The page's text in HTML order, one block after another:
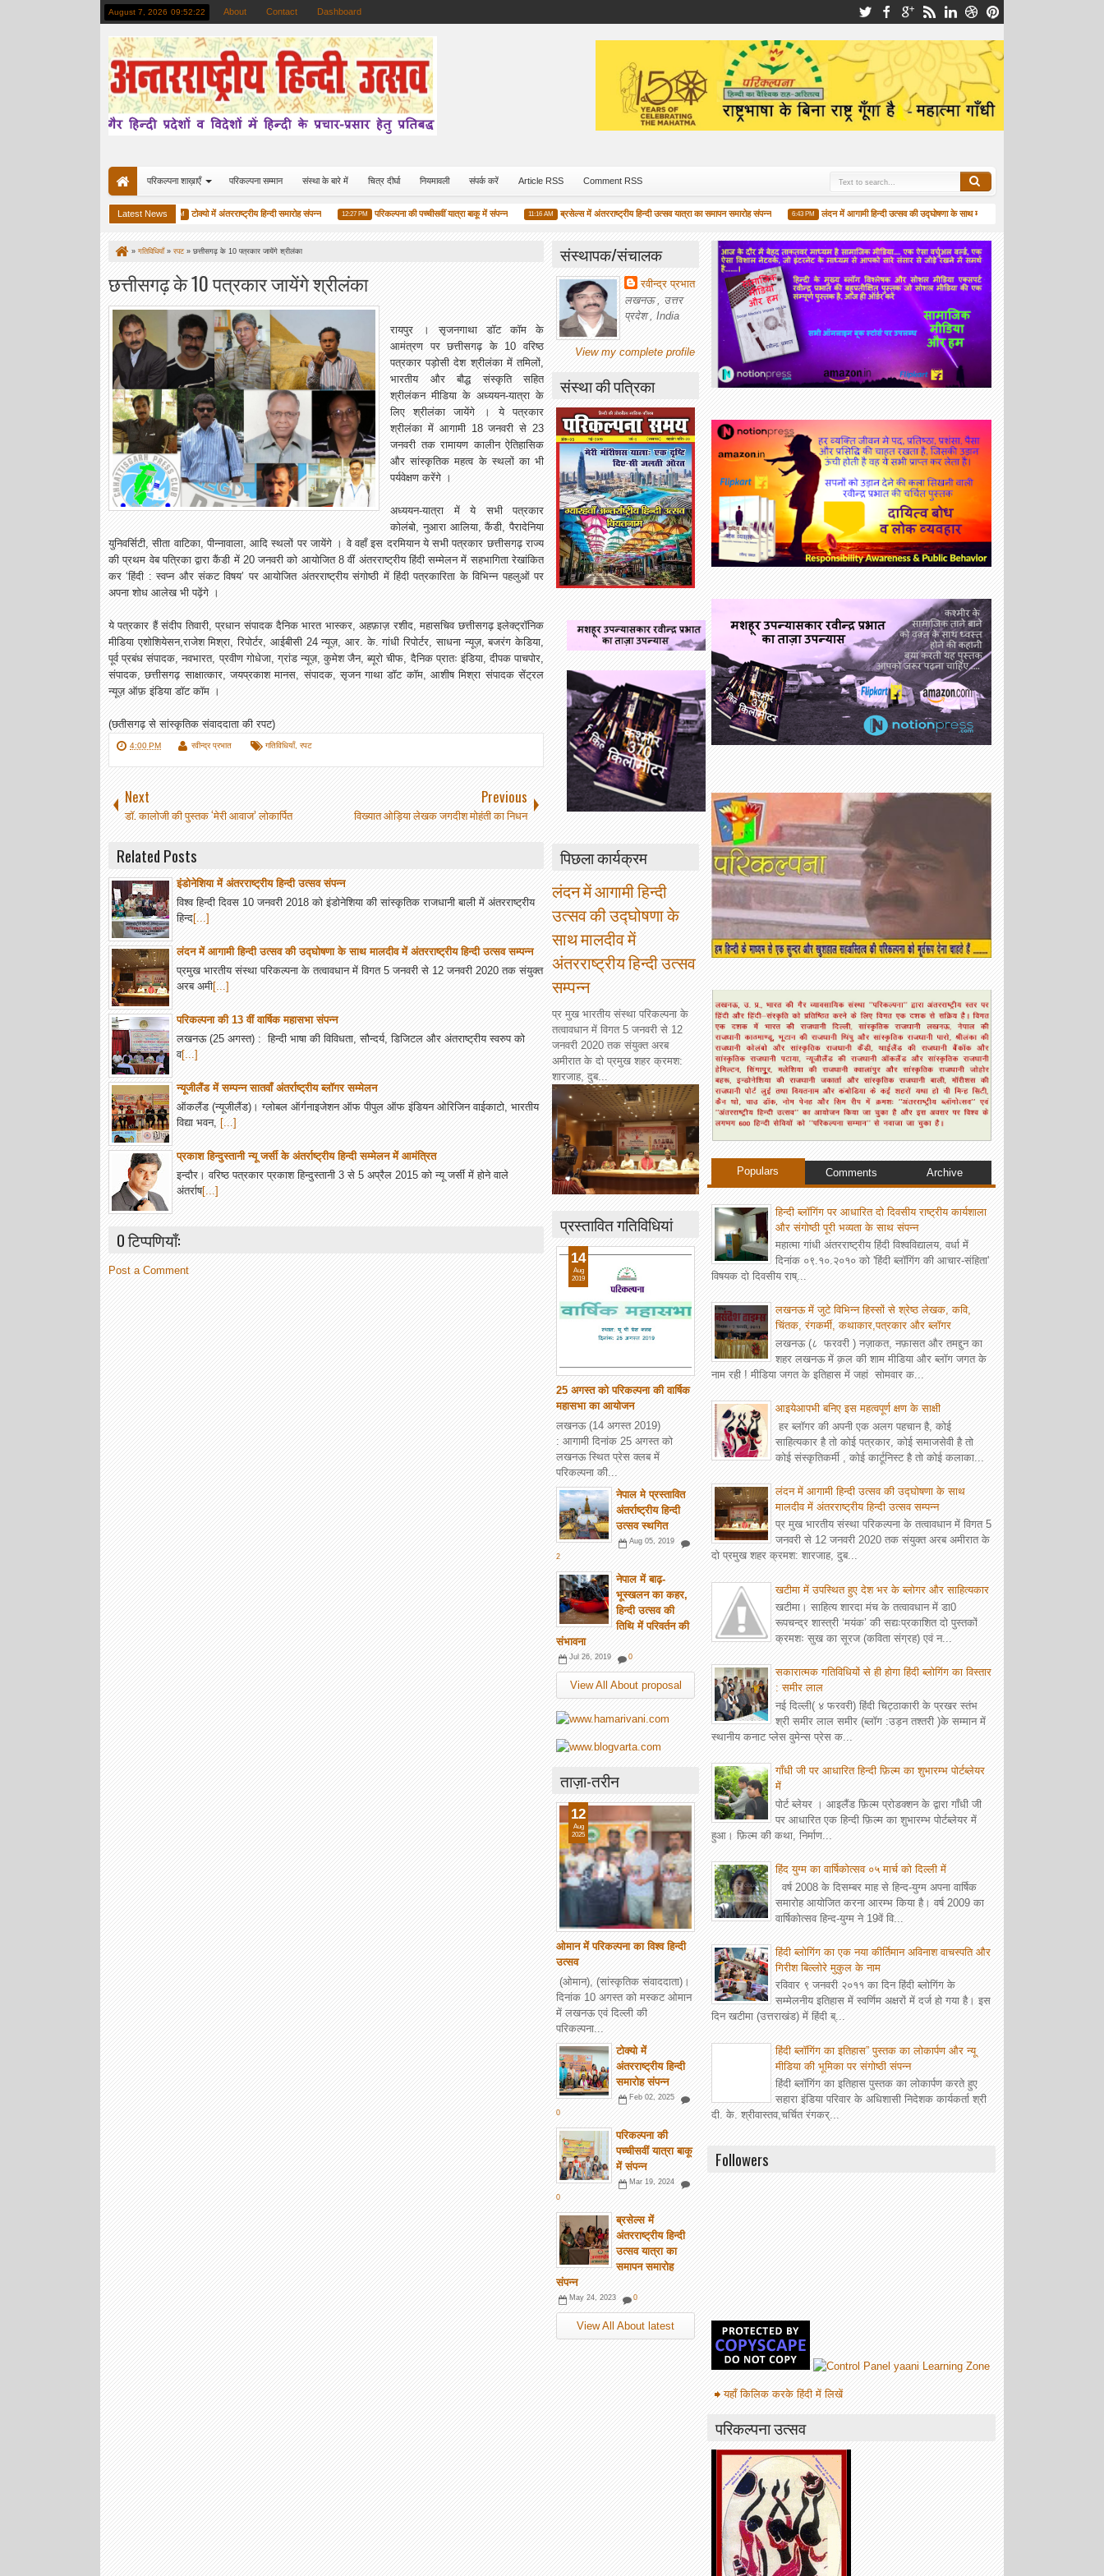
August 7, 2026 09:52:23 About Contact Dashboard
परिकल्पना शाख़ाएँ परिकल्पना सम्मान संस्था के बारे में चित्र दीर्घा नियमावली संपर्क करें Article RSS Comment RSS
Latest News
09:39 AM टोक्यो में अंतरराष्ट्रीय हिन्दी समारोह संपन्न 12:27 PM परिकल्पना की पच्चीसवीं यात्रा बाकू में संपन्न 11:16 AM ब्रसेल्स में अंतरराष्ट्रीय हिन्दी उत्सव यात्रा का समापन समारोह संपन्न 6:43 PM लंदन में आगामी हिन्दी उत्सव की उद्घोषणा के साथ मालदीव में अंतरराष्ट्रीय हिन्दी उत्सव सम्पन्न
» गतिविधियाँ» रपट» छत्तीसगढ़ के 10 पत्रकार जायेंगे श्रीलंका
छत्तीसगढ़ के 10 पत्रकार जायेंगे श्रीलंका
रायपुर । सृजनगाथा डॉट कॉम के
आमंत्रण पर छत्तीसगढ़ के 10 वरिष्ठ
पत्रकार पड़ोसी देश श्रीलंका में तमिलों,
भारतीय और बौद्ध संस्कृति सहित
श्रीलंकन मीडिया के अध्ययन-यात्रा के
लिए श्रीलंका जायेंगे । ये पत्रकार
श्रीलंका में आगामी 18 जनवरी से 23
जनवरी तक रामायण कालीन ऐतिहासिक
और सांस्कृतिक महत्व के स्थलों का भी
पर्यवेक्षण करेंगे ।
अध्ययन-यात्रा में ये सभी पत्रकार
कोलंबो, नुआरा आलिया, कैंडी, पैरादेनिया
युनिवर्सिटी, सीता वाटिका, पीन्नावाला, आदि स्थलों पर जायेंगे । वे वहाँ इस दरमियान ये सभी पत्रकार छत्तीसगढ़ राज्य
की प्रथम वेब पत्रिका द्वारा कैंडी में 20 जनवरी को आयोजित 8 वीं अंतरराष्ट्रीय हिंदी सम्मेलन में सहभागिता रेखांकित
कर ‘हिंदी : स्वप्न और संकट विषय’ पर आयोजित अंतरराष्ट्रीय संगोष्ठी में हिंदी पत्रकारिता के विभिन्न पहलुओं पर
अपना शोध आलेख भी पढ़ेंगे ।
ये पत्रकार हैं संदीप तिवारी, प्रधान संपादक दैनिक भारत भास्कर, अहफ़ाज़ रशीद, महासचिव छत्तीसगढ़ इलेक्ट्रॉनिक
मीडिया एशोशियेसन,राजेश मिश्रा, रिपोर्टर, आईबीसी 24 न्यूज़, आर. के. गांधी रिपोर्टर, साधना न्यूज़, बजरंग केडिया,
पूर्व प्रबंध संपादक, नवभारत, प्रवीण गोधेजा, ग्रांड न्यूज़, कुमेश जैन, ब्यूरो चीफ, दैनिक प्रातः इंडिया, दीपक पाचपोर,
संपादक, छत्तीसगढ़ साक्षात्कार, जयप्रकाश मानस, संपादक, सृजन गाथा डॉट कॉम, आशीष मिश्रा संपादक सेंट्रल
न्यूज़ ऑफ़ इंडिया डॉट कॉम ।
(छतीसगढ़ से सांस्कृतिक संवाददाता की रपट)
4:00 PM रवीन्द्र प्रभात गतिविधियाँ, रपट
Next
डॉ. कालोजी की पुस्तक ‘मेरी आवाज’ लोकार्पित
Previous
विख्यात ओड़िया लेखक जगदीश मोहंती का निधन
Related Posts
इंडोनेशिया में अंतरराष्ट्रीय हिन्दी उत्सव संपन्न
विश्व हिन्दी दिवस 10 जनवरी 2018 को इंडोनेशिया की सांस्कृतिक राजधानी बाली में अंतरराष्ट्रीय
हिन्द[...]
लंदन में आगामी हिन्दी उत्सव की उद्घोषणा के साथ मालदीव में अंतरराष्ट्रीय हिन्दी उत्सव सम्पन्न
प्रमुख भारतीय संस्था परिकल्पना के तत्वावधान में विगत 5 जनवरी से 12 जनवरी 2020 तक संयुक्त
अरब अमी[...]
परिकल्पना की 13 वीं वार्षिक महासभा संपन्न
लखनऊ (25 अगस्त) : हिन्दी भाषा की विविधता, सौन्दर्य, डिजिटल और अंतराष्ट्रीय स्वरुप को
व[...]
न्यूजीलैंड में सम्पन्न सातवाँ अंतर्राष्ट्रीय ब्लॉगर सम्मेलन
ऑकलैंड (न्यूजीलैंड)। ग्लोबल ऑर्गनाइजेशन ऑफ पीपुल ऑफ इंडियन ओरिजिन वाईकाटो, भारतीय
विद्या भवन, [...]
प्रकाश हिन्दुस्तानी न्यू जर्सी के अंतर्राष्ट्रीय हिन्दी सम्मेलन में आमंत्रित
इन्दौर। वरिष्ठ पत्रकार प्रकाश हिन्दुस्तानी 3 से 5 अप्रैल 2015 को न्यू जर्सी में होने वाले
अंतर्राष[...]
0 टिप्पणियाँ:
Post a Comment
Populars Comments Archive
हिन्दी ब्लॉगिंग पर आधारित दो दिवसीय राष्ट्रीय कार्यशाला
और संगोष्ठी पूरी भव्यता के साथ संपन्न
महात्मा गांधी अंतरराष्ट्रीय हिंदी विश्वविद्यालय, वर्धा में
दिनांक ०९.१०.२०१० को 'हिंदी ब्लॉगिंग की आचार-संहिता'
विषयक दो दिवसीय राष्...
लखनऊ में जुटे विभिन्न हिस्सों से श्रेष्ठ लेखक, कवि,
चिंतक, रंगकर्मी, कथाकार,पत्रकार और ब्‍लॉगर
लखनऊ (८ फरवरी ) नज़ाकत, नफ़ासत और तमद्दुन का
शहर लखनऊ में क़ल की शाम मीडिया और ब्लॉग जगत के
नाम रही ! मीडिया जगत के इतिहास में जहां सोमवार क...
आइयेआपभी बनिए इस महत्वपूर्ण क्षण के साक्षी
हर ब्लॉगर की अपनी एक अलग पहचान है, कोई
साहित्यकार है तो कोई पत्रकार, कोई समाजसेवी है तो
कोई संस्कृतिकर्मी , कोई कार्टूनिस्ट है तो कोई कलाका...
लंदन में आगामी हिन्दी उत्सव की उद्घोषणा के साथ
मालदीव में अंतरराष्ट्रीय हिन्दी उत्सव सम्पन्न
प्र मुख भारतीय संस्था परिकल्पना के तत्वावधान में विगत 5
जनवरी से 12 जनवरी 2020 तक संयुक्त अरब अमीरात के
दो प्रमुख शहर क्रमश: शारजाह, दुब...
खटीमा में उपस्थित हुए देश भर के ब्लोगर और साहित्यकार
खटीमा। साहित्य शारदा मंच के तत्वावधान में डा0
रूपचन्द्र शास्त्री ‘मयंक’ की सद्यःप्रकाशित दो पुस्तकों
क्रमशः सुख का सूरज (कविता संग्रह) एवं न...
सकारात्मक गतिविधियों से ही होगा हिंदी ब्लोगिंग का विस्तार
: समीर लाल
नई दिल्ली( ४ फरवरी) हिंदी चिट्ठाकारी के प्रखर स्तंभ
श्री समीर लाल समीर (ब्लॉग :उड़न तश्तरी )के सम्मान में
स्थानीय कनाट प्लेस वुमेन्स प्रेस क...
गाँधी जी पर आधारित हिन्दी फ़िल्म का शुभारम्भ पोर्टब्लेयर
में
पोर्ट ब्लेयर । आइलैंड फ़िल्म प्रोडक्शन के द्वारा गाँधी जी
पर आधारित एक हिन्दी फ़िल्म का शुभारम्भ पोर्टब्लेयर में
हुआ। फ़िल्म की कथा, निर्माण...
हिंद युग्म का वार्षिकोत्सव ०५ मार्च को दिल्ली में
वर्ष 2008 के दिसम्बर माह से हिन्द-युग्म अपना वार्षिक
समारोह आयोजित करना आरम्भ किया है। वर्ष 2009 का
वार्षिकोत्सव हिन्द-युग्म ने 19वें वि...
हिंदी ब्लोगिंग का एक नया कीर्तिमान अविनाश वाचस्पति और
गिरीश बिल्लोरे मुकुल के नाम
रविवार ९ जनवरी २०११ का दिन हिंदी ब्लोगिंग के
सम्मेलनीय इतिहास में स्वर्णिम अक्षरों में दर्ज हो गया है। इस
दिन खटीमा (उत्तराखंड) में हिंदी ब्...
हिंदी ब्लॉगिंग का इतिहास” पुस्तक का लोकार्पण और न्यू
मीडिया की भूमिका पर संगोष्ठी संपन्न
हिंदी ब्लॉगिंग का इतिहास पुस्तक का लोकार्पण करते हुए
सहारा इंडिया परिवार के अधिशासी निदेशक कार्यकर्ता श्री
दी. के. श्रीवास्तव,चर्चित रंगकर्...
Followers
यहाँ किलिक करके हिंदी में लिखें
परिकल्पना उत्सव
संस्थापक/संचालक
रवीन्द्र प्रभात
लखनऊ , उत्तर
प्रदेश , India
View my complete profile
संस्था की पत्रिका
पिछला कार्यक्रम
लंदन में आगामी हिन्दी
उत्सव की उद्घोषणा के
साथ मालदीव में
अंतरराष्ट्रीय हिन्दी उत्सव
सम्पन्न
प्र मुख भारतीय संस्था परिकल्पना के
तत्वावधान में विगत 5 जनवरी से 12
जनवरी 2020 तक संयुक्त अरब
अमीरात के दो प्रमुख शहर क्रमश:
शारजाह, दुब...
प्रस्तावित गतिविधियां
25 अगस्त को परिकल्पना की वार्षिक
महासभा का आयोजन
14
Aug
2019
लखनऊ (14 अगस्त 2019)
: आगामी दिनांक 25 अगस्त को
लखनऊ स्थित प्रेस क्लब में
परिकल्पना की...
नेपाल मे प्रस्तावित
अंतर्राष्ट्रीय हिन्दी
उत्सव स्थगित
Aug 05, 2019
2
नेपाल में बाढ़-
भूस्खलन का कहर,
हिन्दी उत्सव की
तिथि में परिवर्तन की
संभावना
Jul 26, 2019 0
View All About proposal
ताज़ा-तरीन
ओमान में परिकल्पना का विश्व हिन्दी
उत्सव
12
Aug
2025
(ओमान), (सांस्कृतिक संवाददाता)।
दिनांक 10 अगस्त को मस्कट ओमान
में लखनऊ एवं दिल्ली की
परिकल्पना...
टोक्यो में
अंतरराष्ट्रीय हिन्दी
समारोह संपन्न
Feb 02, 2025
0
परिकल्पना की
पच्चीसवीं यात्रा बाकू
में संपन्न
Mar 19, 2024
0
ब्रसेल्स में
अंतरराष्ट्रीय हिन्दी
उत्सव यात्रा का
समापन समारोह
संपन्न
May 24, 2023 0
View All About latest